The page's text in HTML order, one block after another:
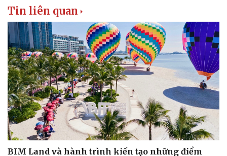
Tin liên quan
BIM Land và hành trình kiến tạo những điểm